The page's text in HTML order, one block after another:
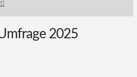
2025